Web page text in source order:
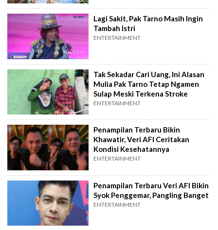
Lagi Sakit, Pak Tarno Masih Ingin
Tambah Istri
ENTERTAINMENT
Tak Sekadar Cari Uang, Ini Alasan
Mulia Pak Tarno Tetap Ngamen
Sulap Meski Terkena Stroke
ENTERTAINMENT
Penampilan Terbaru Bikin
Khawatir, Veri AFI Ceritakan
Kondisi Kesehatannya
ENTERTAINMENT
Penampilan Terbaru Veri AFI Bikin
Syok Penggemar, Pangling Banget
ENTERTAINMENT